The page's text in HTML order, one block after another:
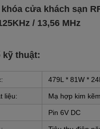
cửa khách sạn
/ 13,56 MHz
kỹ thuật:
479L * 81W *
liệu: Mạ hợp kim kẽm
Pin 6V DC